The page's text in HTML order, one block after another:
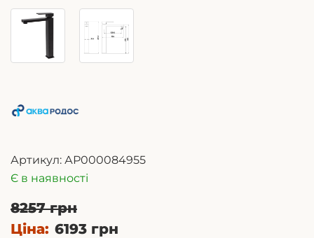
Артикул: АР000084955
Є в наявності
8257 грн
Ціна: 6193 грн